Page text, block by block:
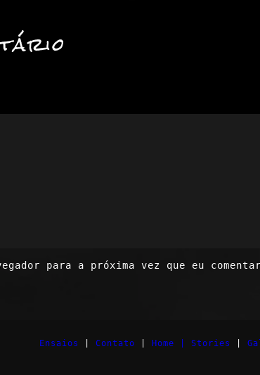
para a próxima vez que eu
Ensaios Contato Home | Stories